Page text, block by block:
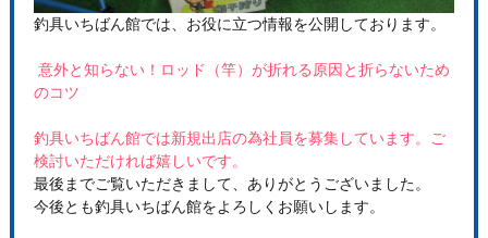
釣具いちばん館では、お役に立つ情報を公開しております。
意外と知らない！ロッド（竿）が折れる原因と折らないため
のコツ
釣具いちばん館では新規出店の為社員を募集しています。ご
検討いただければ嬉しいです。
最後までご覧いただきまして、ありがとうございました。
今後とも釣具いちばん館をよろしくお願いします。